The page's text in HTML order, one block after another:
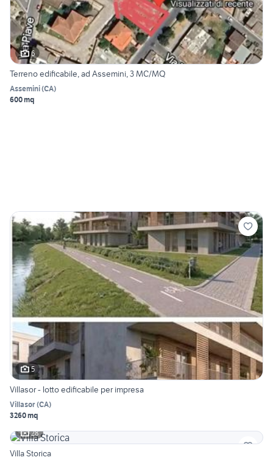
6
Terreno edificabile, ad Assemini, 3 MC/MQ
Assemini(CA)
600 mq
5
Villasor - lotto edificabile per impresa
Villasor(CA)
3260 mq
28
Villa Storica